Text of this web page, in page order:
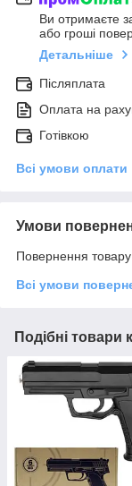
Ви отримаєте
або гроші
Детальніше
Післяплата
Оплата на
Готівкою
Всі умови оплати
Умови
Повернення
Всі умови
Подібні товари